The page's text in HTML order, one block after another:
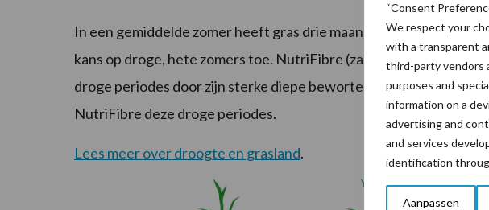
“Consent
We respect your
with a transparent
third-party vendors
purposes and
information on a
advertising and
and services
identification
Aanpassen
In een gemiddelde zomer heeft gras drie maanden watertekort.
kans op droge, hete zomers toe. NutriFibre (zachtbladig
droge periodes door zijn sterke diepe beworteling. Dankzij het
NutriFibre deze droge periodes.
Lees meer over droogte en grasland.